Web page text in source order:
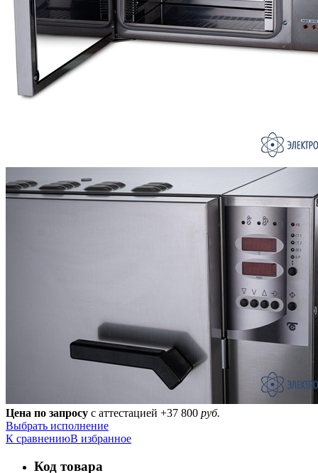
Цена по запросу с аттестацией +37 800 руб.
Выбрать исполнение
К сравнениюВ избранное
Код товара